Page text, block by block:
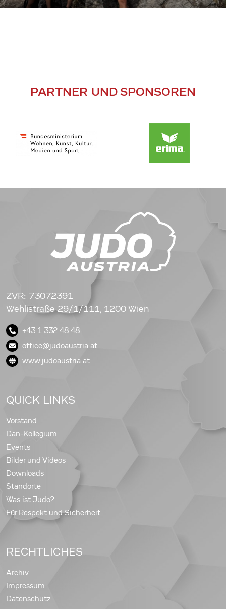
PARTNER UND SPONSOREN
ZVR: 73072391
Wehlistraße 29/1/111, 1200 Wien
+43 1 332 48 48
office@judoaustria.at
www.judoaustria.at
QUICK LINKS
Vorstand
Dan-Kollegium
Events
Bilder und Videos
Downloads
Standorte
Was ist Judo?
Für Respekt und Sicherheit
RECHTLICHES
Archiv
Impressum
Datenschutz